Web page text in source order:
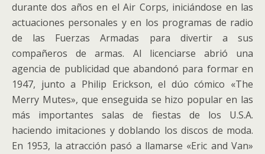
durante dos años en el Air Corps, iniciándose en las
actuaciones personales y en los programas de radio
de las Fuerzas Armadas para divertir a sus
compañeros de armas. Al licenciarse abrió una
agencia de publicidad que abandonó para formar en
1947, junto a Philip Erickson, el dúo cómico «The
Merry Mutes», que enseguida se hizo popular en las
más importantes salas de fiestas de los U.S.A.
haciendo imitaciones y doblando los discos de moda.
En 1953, la atracción pasó a llamarse «Eric and Van»